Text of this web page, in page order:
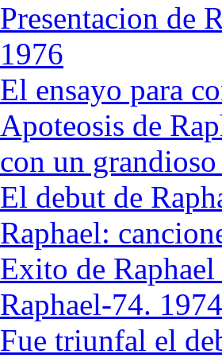
Presentacion de
1976
El ensayo para
Apoteosis de
con un
El debut de
Raphael:
Exito de
Raphael-74. 1974
Fue triunfal el